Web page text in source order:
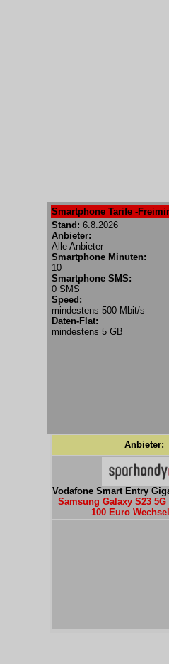
Smartphone Tarife -
Stand: 6.8.2026
Anbieter:
Alle Anbieter
Smartphone Minuten:
10
Smartphone SMS:
0 SMS
Speed:
mindestens 500 Mbit/s
Daten-Flat:
mindestens 5 GB
Anbieter:
Vodafone Smart Entry
Samsung Galaxy S23
100 Euro